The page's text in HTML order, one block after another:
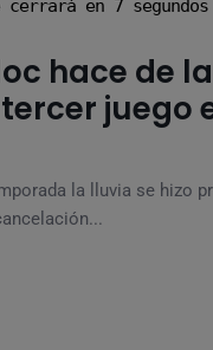
hace de
juego
la lluvia se hizo
cerrará en 5 segundos